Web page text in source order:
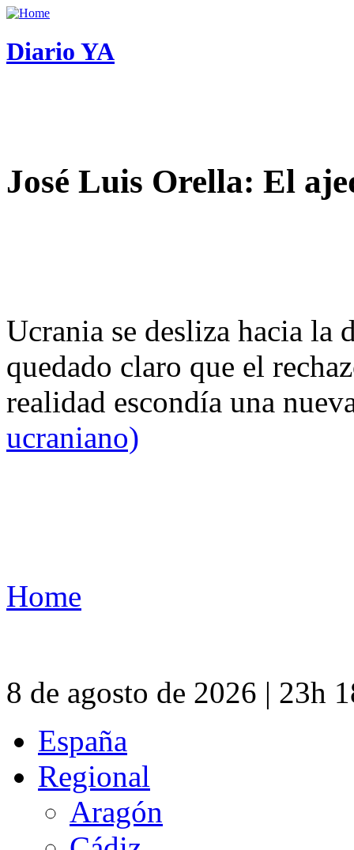
Diario YA
José Luis Orella: El
Ucrania se desliza hacia
quedado claro que el
realidad escondía una
ucraniano)
Home
8 de agosto de 2026 | 23h
España
Regional
Aragón